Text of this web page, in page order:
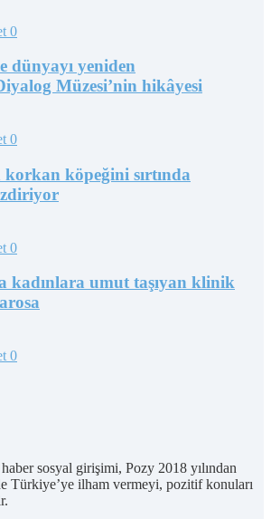
0
dünyayı yeniden
Müzesi’nin hikâyesi
0
köpeğini sırtında
0
kadınlara umut taşıyan klinik
0
sosyal girişimi, Pozy 2018 yılından
Türkiye’ye ilham vermeyi, pozitif konuları